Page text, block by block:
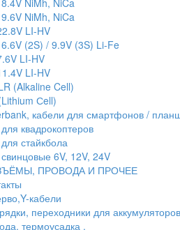
NiMh, NiCa
NiMh, NiCa
LI-HV
(2S) / 9.9V (3S) Li-Fe
LI-HV
LI-HV
(Alkaline Cell)
Сell)
кабели для смартфонов /
квадрокоптеров
стайкбола
6V, 12V, 24V
ПРОВОДА И ПРОЧЕЕ
кабели
переходники для аккумуляторов
термоусадка .